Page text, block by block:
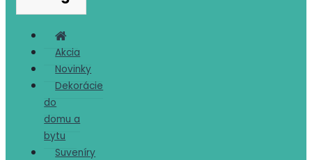
Akcia
Novinky
Dekorácie
do
domu a
bytu
Suveníry